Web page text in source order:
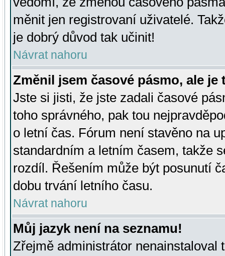
měnit jen registrovaní uživatelé.
je dobrý důvod tak učinit!
Návrat nahoru
Změnil jsem časové pásmo, ale je
Jste si jisti, že jste zadali časové
toho správného, pak tou
o letní čas. Fórum není stavěno na
standardním a letním časem, takže
rozdíl. Řešením může být posunutí
dobu trvání letního času.
Návrat nahoru
Můj jazyk není na seznamu!
Zřejmě administrátor nenainstaloval